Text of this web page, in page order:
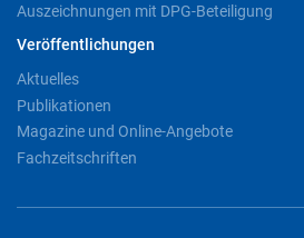
Auszeichnungen mit DPG-Beteiligung
Veröffentlichungen
Aktuelles
Publikationen
Magazine und Online-Angebote
Fachzeitschriften